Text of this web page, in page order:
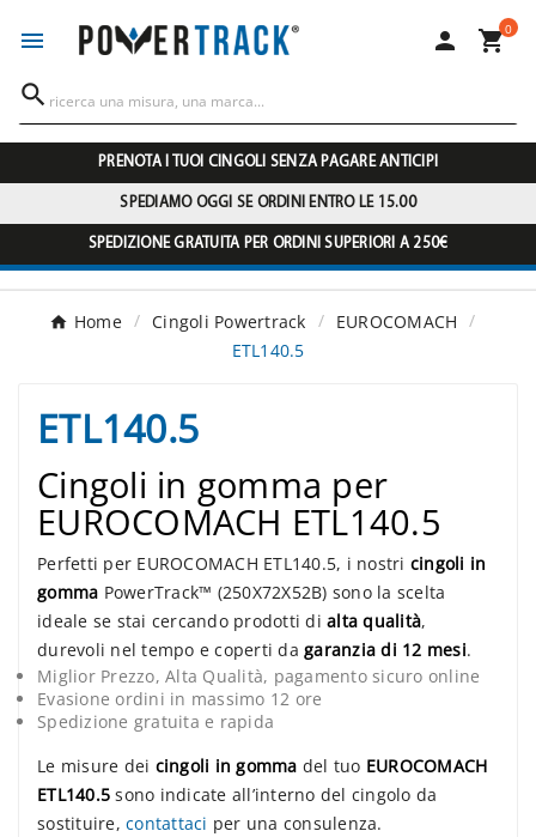
  0

PRENOTA I TUOI CINGOLI SENZA PAGARE ANTICIPI
SPEDIAMO OGGI SE ORDINI ENTRO LE 15.00
SPEDIZIONE GRATUITA PER ORDINI SUPERIORI A 250€
Home Cingoli Powertrack
EUROCOMACH
ETL140.5
ETL140.5
Cingoli in gomma per
EUROCOMACH ETL140.5
Perfetti per EUROCOMACH ETL140.5, i nostri cingoli in
gomma PowerTrack™ (250X72X52B) sono la scelta
ideale se stai cercando prodotti di alta qualità,
durevoli nel tempo e coperti da garanzia di 12 mesi.
Miglior Prezzo, Alta Qualità, pagamento sicuro online
Evasione ordini in massimo 12 ore
Spedizione gratuita e rapida
Le misure dei cingoli in gomma del tuo EUROCOMACH
ETL140.5 sono indicate all’interno del cingolo da
sostituire, contattaci per una consulenza.